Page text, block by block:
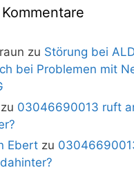
zu Störung bei
bei Problemen mit
zu 03046690013 ruft
Ebert zu